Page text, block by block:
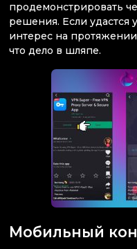
продемонстрировать
решения. Если удастся
интерес на протяжении
что дело в шляпе.
Мобильный